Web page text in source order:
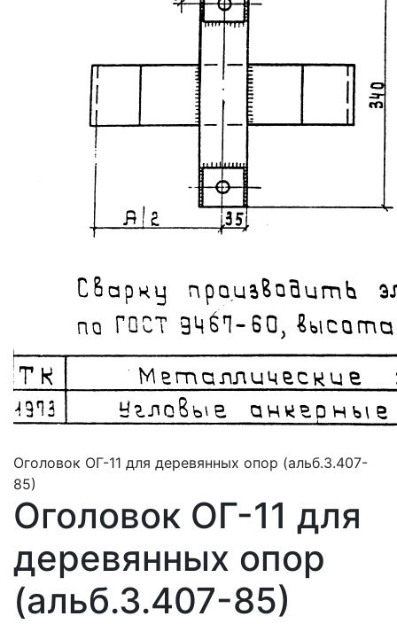
Оголовок ОГ-11 для деревянных опор (альб.3.407-
85)
Оголовок ОГ-11 для
деревянных опор
(альб.3.407-85)